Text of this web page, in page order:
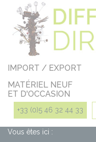
IMPORT / EXPORT
MATÉRIEL NEUF
ET D'OCCASION
+33 (0)5 46 32 44 33
Vous êtes ici :
Panneau de gestion des